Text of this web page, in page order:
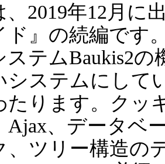
、2019年12月に
ド』の続編です
ステムBaukis2
システムにして
たります。クッ
Ajax、データベ
、ツリー構造の